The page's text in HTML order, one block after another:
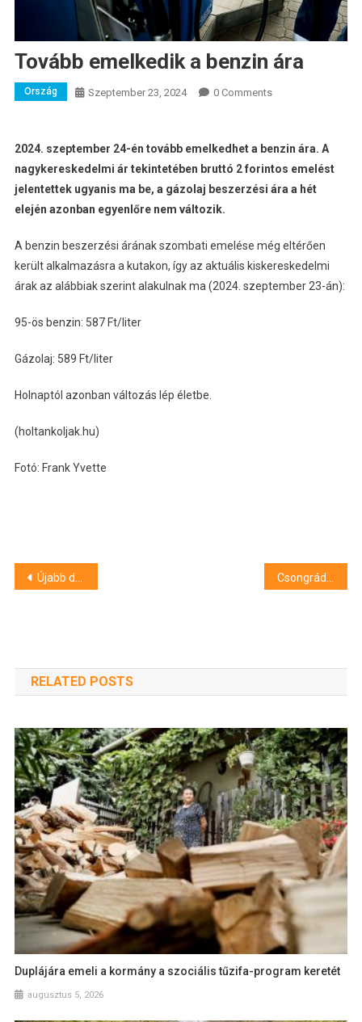
Tovább emelkedik a benzin ára
Ország Szeptember 23, 2024 0 Comments
2024. szeptember 24-én tovább emelkedhet a benzin ára. A
nagykereskedelmi ár tekintetében bruttó 2 forintos emelést
jelentettek ugyanis ma be, a gázolaj beszerzési ára a hét
elején azonban egyenlőre nem változik.
A benzin beszerzési árának szombati emelése még eltérően
került alkalmazásra a kutakon, így az aktuális kiskereskedelmi
árak az alábbiak szerint alakulnak ma (2024. szeptember 23-án):
95-ös benzin: 587 Ft/liter
Gázolaj: 589 Ft/liter
Holnaptól azonban változás lép életbe.
(holtankoljak.hu)
Fotó: Frank Yvette
Bejegyzés
Újabb drágulás jön a benzinkutakon
RELATED POSTS
Duplájára emeli a kormány a szociális tűzifa-program keretét
augusztus 5, 2026